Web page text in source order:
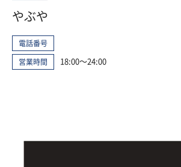
やぶや
電話番号
営業時間
18:00～24:00